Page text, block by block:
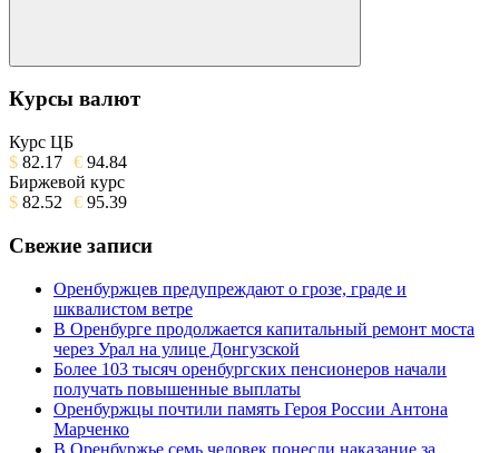
Поиск
Курсы валют
Курс ЦБ
$ 82.17 € 94.84
Биржевой курс
$ 82.52 € 95.39
Свежие записи
Оренбуржцев предупреждают о грозе, граде и
шквалистом ветре
В Оренбурге продолжается капитальный ремонт моста
через Урал на улице Донгузской
Более 103 тысяч оренбургских пенсионеров начали
получать повышенные выплаты
Оренбуржцы почтили память Героя России Антона
Марченко
В Оренбуржье семь человек понесли наказание за